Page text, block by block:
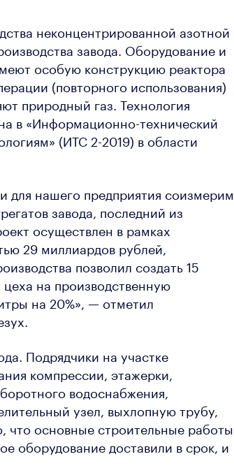
неконцентрированной азотной
завода. Оборудование и
особую конструкцию реактора
(повторного использования)
природный газ. Технология
в «Информационно-технический
(ИТС 2-2019) в области
для нашего предприятия соизмерим
завода, последний из
осуществлен в рамках
29 миллиардов рублей,
позволил создать 15
на производственную
на 20%», — отметил
Подрядчики на участке
компрессии, этажерки,
водоснабжения,
узел, выхлопную трубу,
что основные строительные работы
оборудование доставили в срок, и